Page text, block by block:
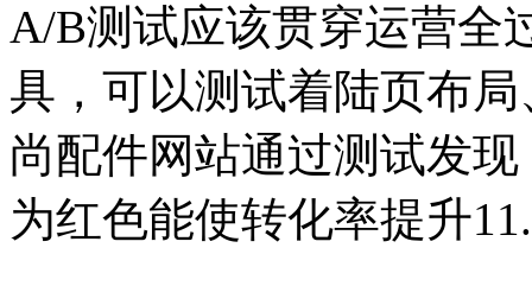
A/B测试应该贯穿运营全
具，可以测试着陆页布
尚配件网站通过测试发
为红色能使转化率提升